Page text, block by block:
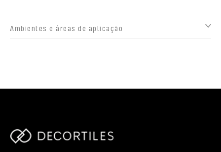
Ambientes e áreas de aplicação